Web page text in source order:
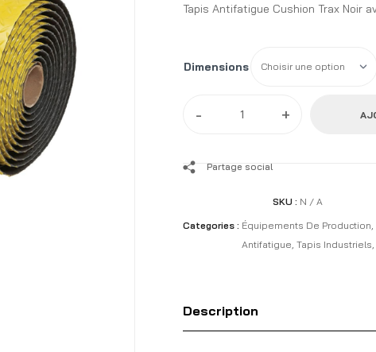
Tapis Antifatigue Cushion Trax Noir
Dimensions
- +
Partage social
SKU : N / A
Categories : Équipements De Production,
Antifatigue, Tapis Industriels,
Description